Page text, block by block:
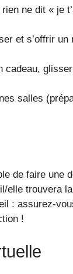
ne dit « je
et s’offrir un
cadeau,
salles
de faire une
elle trouvera
: assurez-
!